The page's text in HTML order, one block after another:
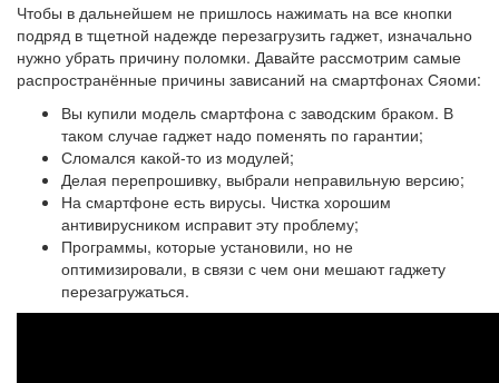
Чтобы в дальнейшем не пришлось нажимать на все кнопки
подряд в тщетной надежде перезагрузить гаджет, изначально
нужно убрать причину поломки. Давайте рассмотрим самые
распространённые причины зависаний на смартфонах Сяоми:
Вы купили модель смартфона с заводским браком. В
таком случае гаджет надо поменять по гарантии;
Сломался какой-то из модулей;
Делая перепрошивку, выбрали неправильную версию;
На смартфоне есть вирусы. Чистка хорошим
антивирусником исправит эту проблему;
Программы, которые установили, но не
оптимизировали, в связи с чем они мешают гаджету
перезагружаться.